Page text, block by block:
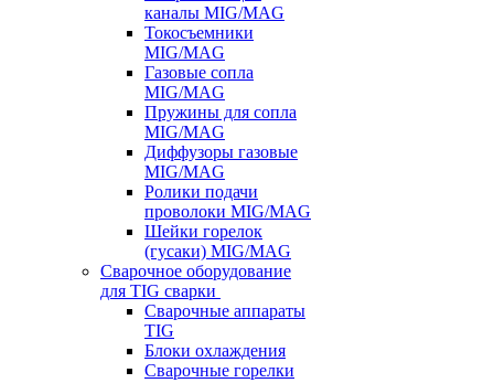
каналы MIG/MAG
Токосъемники
MIG/MAG
Газовые сопла
MIG/MAG
Пружины для сопла
MIG/MAG
Диффузоры газовые
MIG/MAG
Ролики подачи
проволоки MIG/MAG
Шейки горелок
(гусаки) MIG/MAG
Сварочное оборудование
для TIG сварки
Сварочные аппараты
TIG
Блоки охлаждения
Сварочные горелки